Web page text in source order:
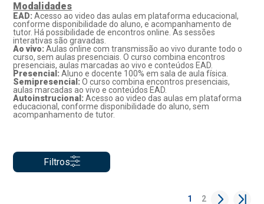
Modalidades
EAD:Acesso ao video das aulas em plataforma educacional,
conforme disponibilidade do aluno, e acompanhamento de
tutor. Há possibilidade de encontros online. As sessões
interativas são gravadas.
Ao vivo: Aulas online com transmissão ao vivo durante todo o
curso, sem aulas presenciais. O curso combina encontros
presenciais, aulas marcadas ao vivo e conteúdos EAD.
Presencial:Aluno e docente 100% em sala de aula física.
Semipresencial:O curso combina encontros presenciais,
aulas marcadas ao vivo e conteúdos EAD.
Autoinstrucional:Acesso ao video das aulas em plataforma
educacional, conforme disponibilidade do aluno, sem
acompanhamento de tutor.
Filtros
1 2